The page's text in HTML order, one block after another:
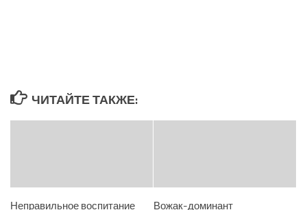
ЧИТАЙТЕ ТАКЖЕ:
Неправильное воспитание Вожак-доминант